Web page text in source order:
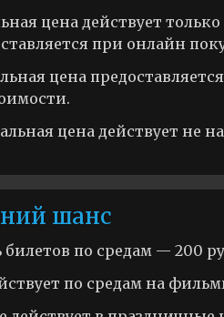
цена действует
при онлайн
цена
цена действует не
шанс
по средам — 200
по средам на